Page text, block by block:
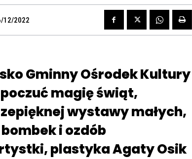
12/2022
Gminny Ośrodek Kultury
magię świąt,
wystawy małych,
i ozdób
plastyka Agaty Osik